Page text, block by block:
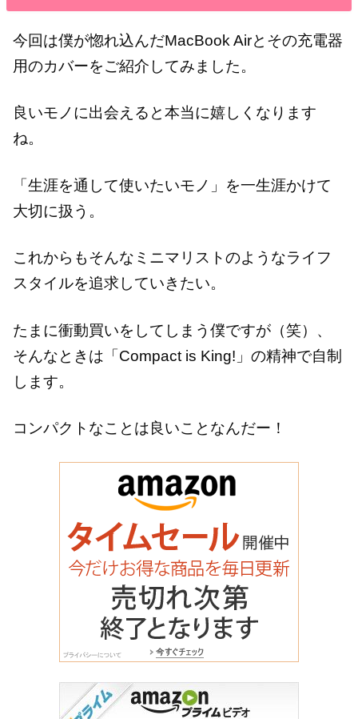
今回は僕が惚れ込んだMacBook Airとその充電器
用のカバーをご紹介してみました。
良いモノに出会えると本当に嬉しくなります
ね。
「生涯を通して使いたいモノ」を一生涯かけて
大切に扱う。
これからもそんなミニマリストのようなライフ
スタイルを追求していきたい。
たまに衝動買いをしてしまう僕ですが（笑）、
そんなときは「Compact is King!」の精神で自制
します。
コンパクトなことは良いことなんだー！